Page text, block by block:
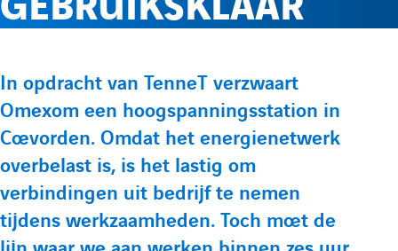
p
e
L
i
k
e
p
e
Y
o
t
u
l
f
P
r
é
s
e
n
In opdracht van TenneT verzwaart
Omexom een hoogspanningsstation in
Coevorden. Omdat het energienetwerk
overbelast is, is het lastig om
verbindingen uit bedrijf te nemen
tijdens werkzaamheden. Toch moet de